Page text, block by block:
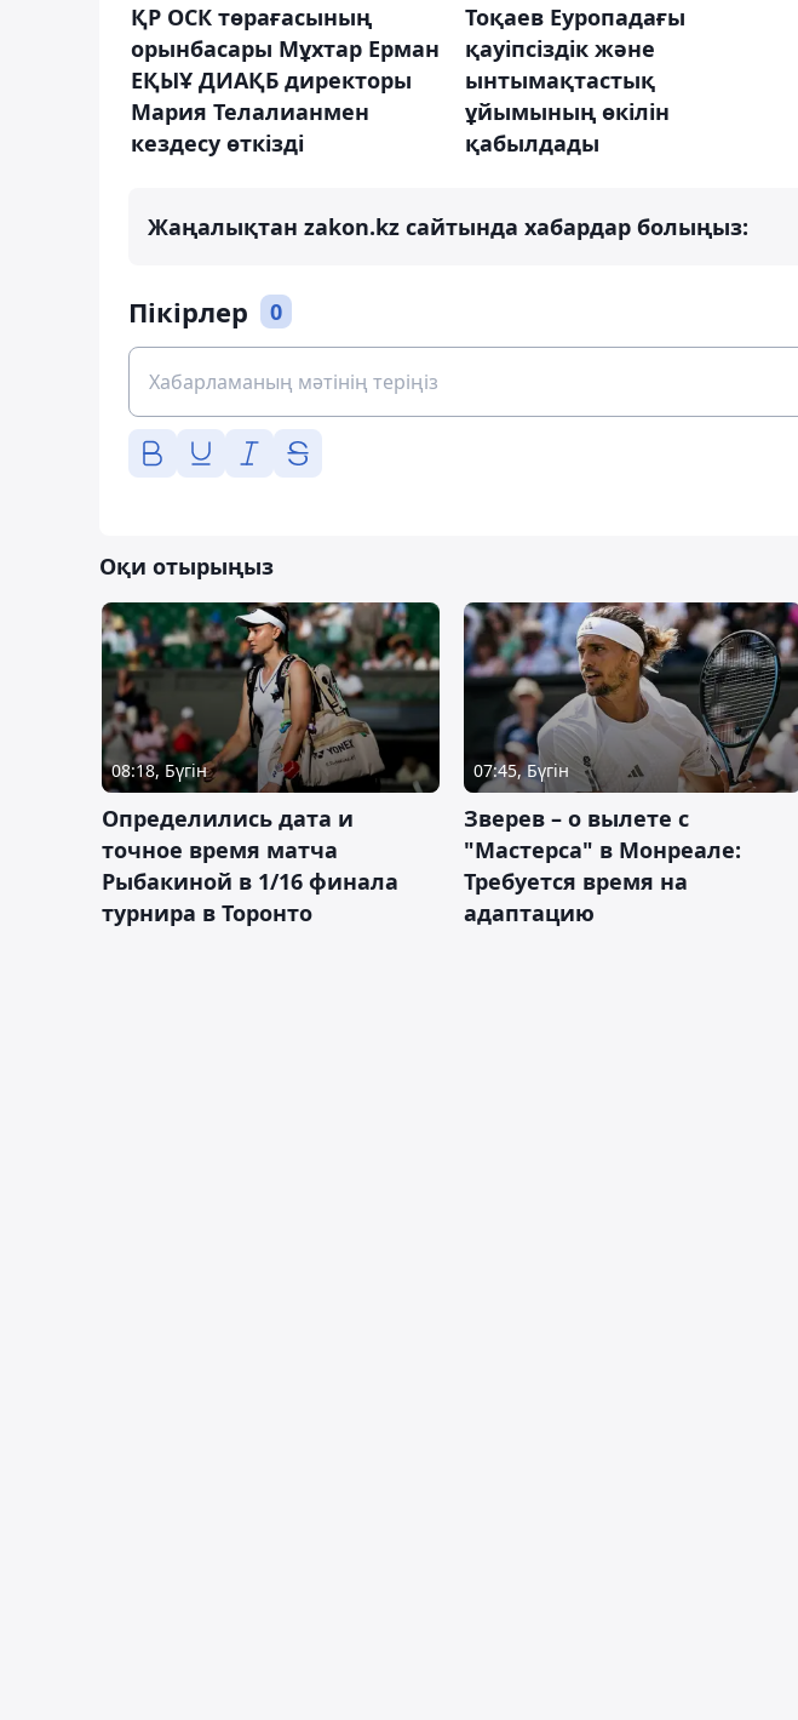
ҚР ОСК төрағасының
орынбасары Мұхтар Ерман
ЕҚЫҰ ДИАҚБ директоры
Мария Телалианмен
кездесу өткізді
Тоқаев Еуропадағы
қауіпсіздік және
ынтымақтастық
ұйымының өкілін
қабылдады
Жаңалықтан zakon.kz сайтында хабардар болыңыз:
Пікірлер 0
Оқи отырыңыз
08:18, Бүгін
Определились дата и
точное время матча
Рыбакиной в 1/16 финала
турнира в Торонто
07:45, Бүгін
Зверев – о вылете с
"Мастерса" в Монреале:
Требуется время на
адаптацию